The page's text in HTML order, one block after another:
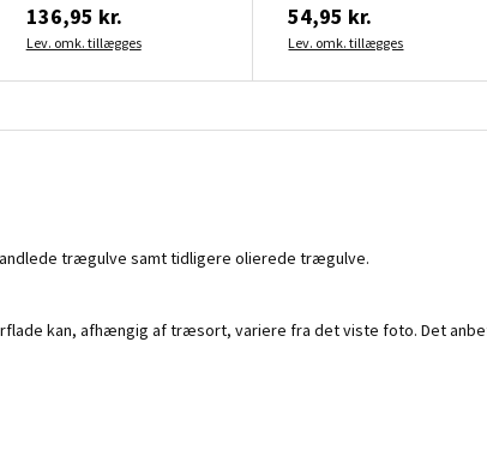
136,95 kr.
Lev. omk. tillægges
54,95 kr.
Lev. omk. tillægges
trægulve samt tidligere olierede trægulve.
kan, afhængig af træsort, variere fra det viste foto. Det